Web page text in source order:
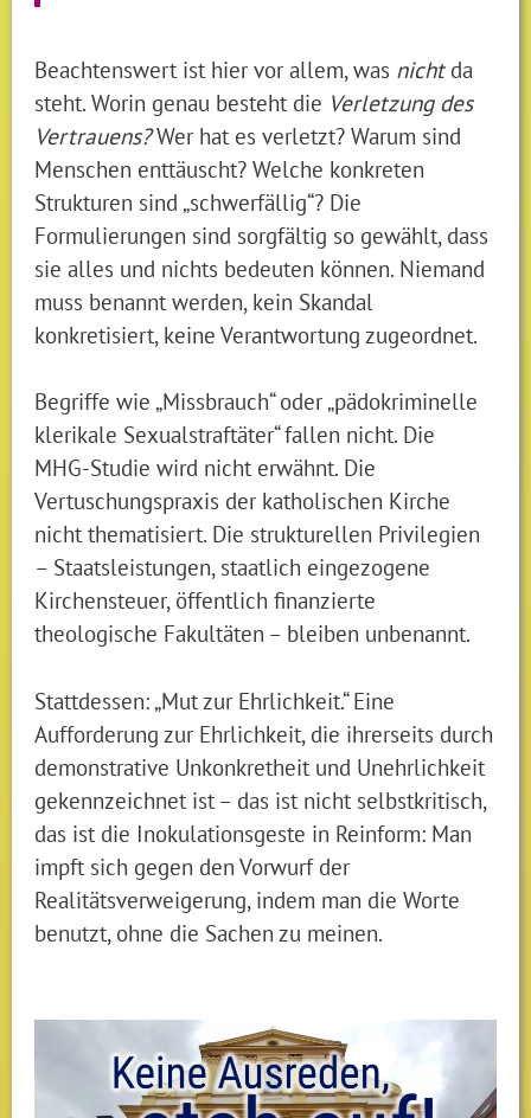
Beachtenswert ist hier vor allem, was nicht da
steht. Worin genau besteht die Verletzung des
Vertrauens?Wer hat es verletzt? Warum sind
Menschen enttäuscht? Welche konkreten
Strukturen sind „schwerfällig“? Die
Formulierungen sind sorgfältig so gewählt, dass
sie alles und nichts bedeuten können. Niemand
muss benannt werden, kein Skandal
konkretisiert, keine Verantwortung zugeordnet.
Begriffe wie „Missbrauch“ oder „pädokriminelle
klerikale Sexualstraftäter“ fallen nicht. Die
MHG-Studie wird nicht erwähnt. Die
Vertuschungspraxis der katholischen Kirche
nicht thematisiert. Die strukturellen Privilegien
– Staatsleistungen, staatlich eingezogene
Kirchensteuer, öffentlich finanzierte
theologische Fakultäten – bleiben unbenannt.
Stattdessen: „Mut zur Ehrlichkeit.“ Eine
Aufforderung zur Ehrlichkeit, die ihrerseits durch
demonstrative Unkonkretheit und Unehrlichkeit
gekennzeichnet ist – das ist nicht selbstkritisch,
das ist die Inokulationsgeste in Reinform: Man
impft sich gegen den Vorwurf der
Realitätsverweigerung, indem man die Worte
benutzt, ohne die Sachen zu meinen.